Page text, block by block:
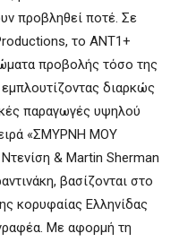
προβληθεί ποτέ. Σε
το ΑΝΤ1+
προβολής τόσο της
διαρκώς
παραγωγές υψηλού
«ΣΜΥΡΝΗ ΜΟΥ
& Martin Sherman
βασίζονται στο
κορυφαίας Ελληνίδας
Με αφορμή τη